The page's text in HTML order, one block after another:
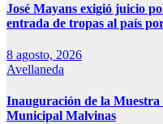
José Mayans exigió juicio
entrada de tropas al país
8 agosto, 2026
Avellaneda
Inauguración de la Muestra
Municipal Malvinas